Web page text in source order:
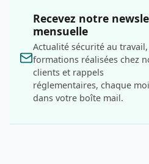
Recevez notre
mensuelle
Actualité sécurité au travail,
formations réalisées chez
clients et rappels
réglementaires, chaque
dans votre boîte mail.